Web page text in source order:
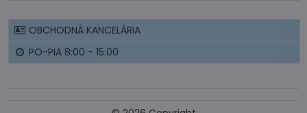
OBCHODNÁ KANCELÁRIA
PO-PIA 8:00 - 15.00